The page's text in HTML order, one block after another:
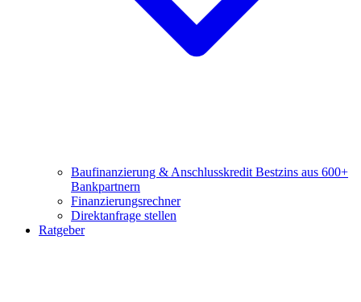
Baufinanzierung & Anschlusskredit Bestzins aus 600+
Bankpartnern
Finanzierungsrechner
Direktanfrage stellen
Ratgeber